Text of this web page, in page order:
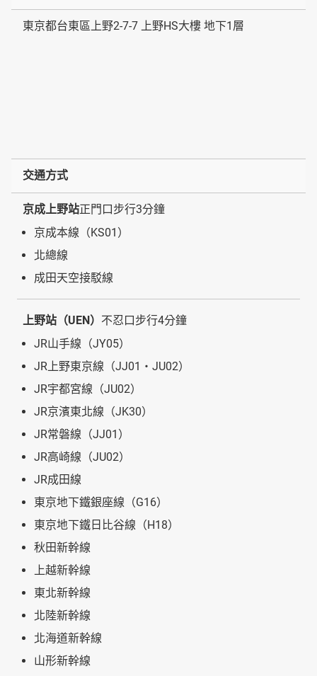
東京都台東區上野2-7-7 上野HS大樓 地下1層
交通方式
京成上野站正門口步行3分鐘
京成本線（KS01）
北總線
成田天空接駁線
上野站（UEN） 不忍口步行4分鐘
JR山手線（JY05）
JR上野東京線（JJ01・JU02）
JR宇都宮線（JU02）
JR京濱東北線（JK30）
JR常磐線（JJ01）
JR高崎線（JU02）
JR成田線
東京地下鐵銀座線（G16）
東京地下鐵日比谷線（H18）
秋田新幹線
上越新幹線
東北新幹線
北陸新幹線
北海道新幹線
山形新幹線